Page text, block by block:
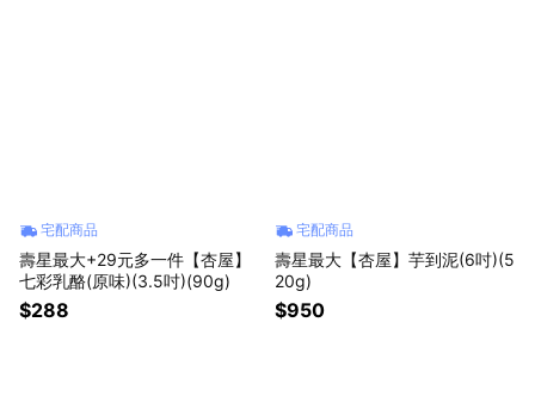
宅配商品
壽星最大+29元多一件【杏屋】
七彩乳酪(原味)(3.5吋)(90g)
$288
宅配商品
壽星最大【杏屋】芋到泥(6吋)(5
20g)
$950